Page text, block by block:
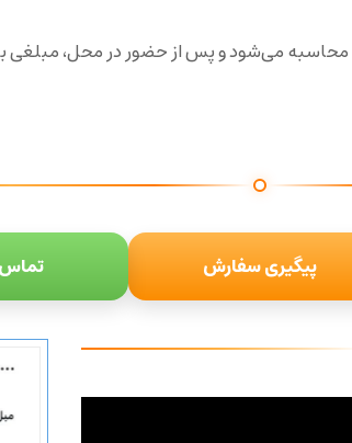
محاسبه می‌شود و پس از حضور در محل، مبلغی
پیگیری سفارش